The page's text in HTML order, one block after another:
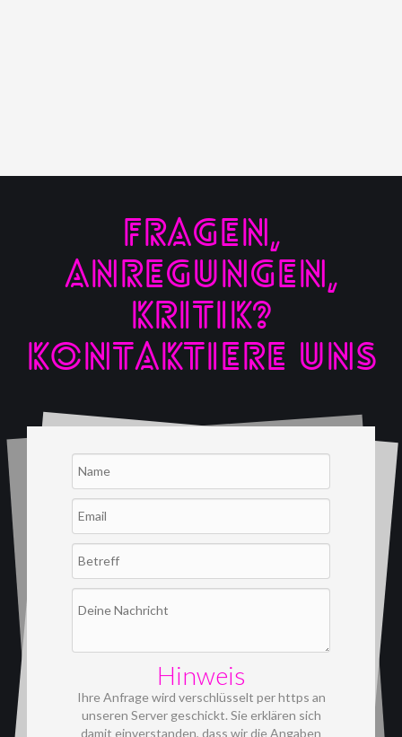
FRAGEN,
ANREGUNGEN,
KRITIK?
KONTAKTIERE UNS
Hinweis
Ihre Anfrage wird verschlüsselt per https an
unseren Server geschickt. Sie erklären sich
damit einverstanden, dass wir die Angaben